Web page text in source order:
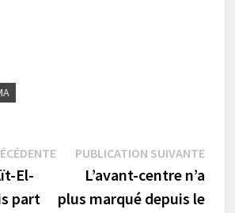
Publication
précédente :
El-
part
PUBLICATION SUIVANTE
L’avant-centre n’a
plus marqué depuis le